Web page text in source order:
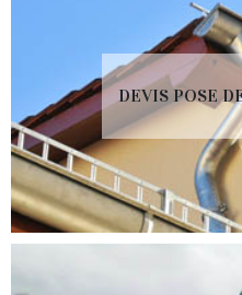
DEVIS POSE